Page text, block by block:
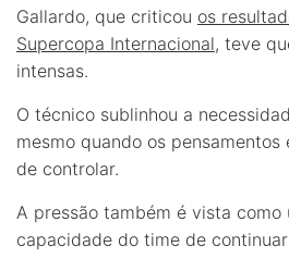
Gallardo, que criticou os
Supercopa Internacional, teve
intensas.
O técnico sublinhou a
mesmo quando os
de controlar.
A pressão também é vista como
capacidade do time de